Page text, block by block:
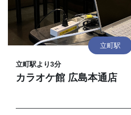
立町駅
立町駅より3分
カラオケ館 広島本通店